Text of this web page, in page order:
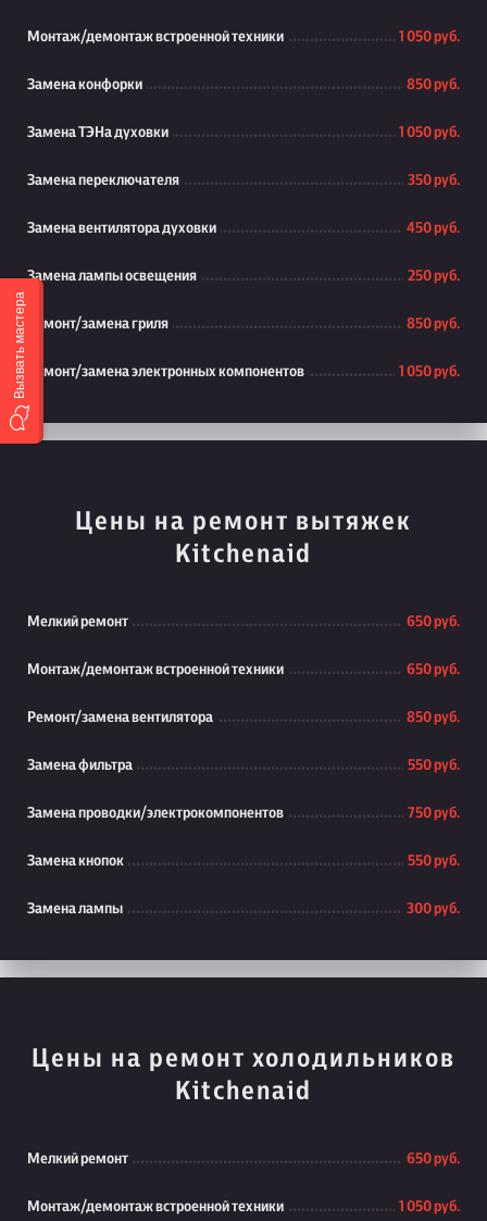
Монтаж/демонтаж встроенной техники 1 050 руб.
Замена конфорки 850 руб.
Замена ТЭНа духовки 1 050 руб.
Замена переключателя 350 руб.
Замена вентилятора духовки 450 руб.
Замена лампы освещения 250 руб.
Ремонт/замена гриля 850 руб.
Ремонт/замена электронных компонентов 1 050 руб.
Цены на ремонт вытяжек
Kitchenaid
Мелкий ремонт 650 руб.
Монтаж/демонтаж встроенной техники 650 руб.
Ремонт/замена вентилятора 850 руб.
Замена фильтра 550 руб.
Замена проводки/электрокомпонентов 750 руб.
Замена кнопок 550 руб.
Замена лампы 300 руб.
Цены на ремонт холодильников
Kitchenaid
Мелкий ремонт 650 руб.
Монтаж/демонтаж встроенной техники 1 050 руб.
Вызвать мастера